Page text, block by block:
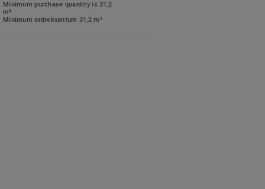
Minimum purchase quantity is 31,2
m²
Minimum ordrekvantum 31,2 m²